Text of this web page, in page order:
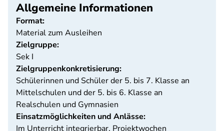
Allgemeine Informationen
Format:
Material zum Ausleihen
Zielgruppe:
Sek I
Zielgruppenkonkretisierung:
Schülerinnen und Schüler der 5. bis 7. Klasse an
Mittelschulen und der 5. bis 6. Klasse an
Realschulen und Gymnasien
Einsatzmöglichkeiten und Anlässe:
Im Unterricht integrierbar, Projektwochen